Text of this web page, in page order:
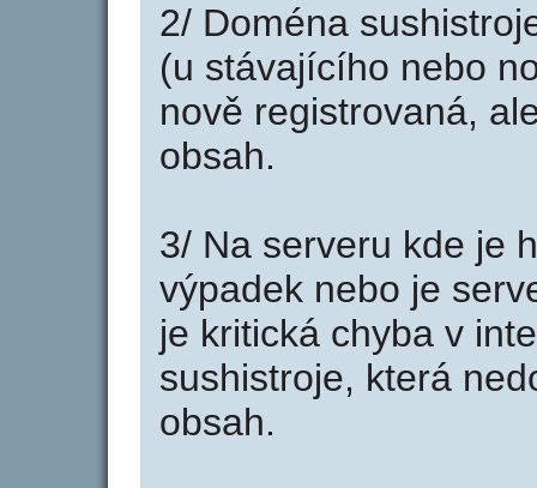
2/ Doména
(u stávajícího nebo
nově registrovaná,
obsah.
3/ Na serveru kde je
výpadek nebo je
je kritická chyba v
sushistroje, která
obsah.